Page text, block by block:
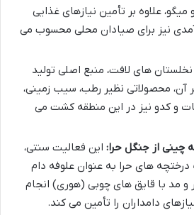
علاوه بر تأمین نیازهای غذایی
نیز برای صیادان محلی محسوب می
نخلستان های لافت، منبع اصلی تولید
آن، محصولاتی نظیر رطب، سیب زمینی،
و کدو نیز در این منطقه کشت می
چینی از جنگل حرا: این فعالیت سنتی،
های حرا به عنوان علوفه دام
و مد با قایق های چوبی (هوری) انجام
دامداران را تأمین می کند.